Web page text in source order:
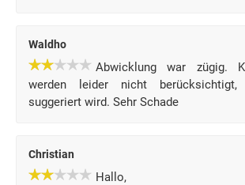
Waldho
Abwicklung war zügig.
werden leider nicht
suggeriert wird. Sehr Schade
Christian
Hallo,